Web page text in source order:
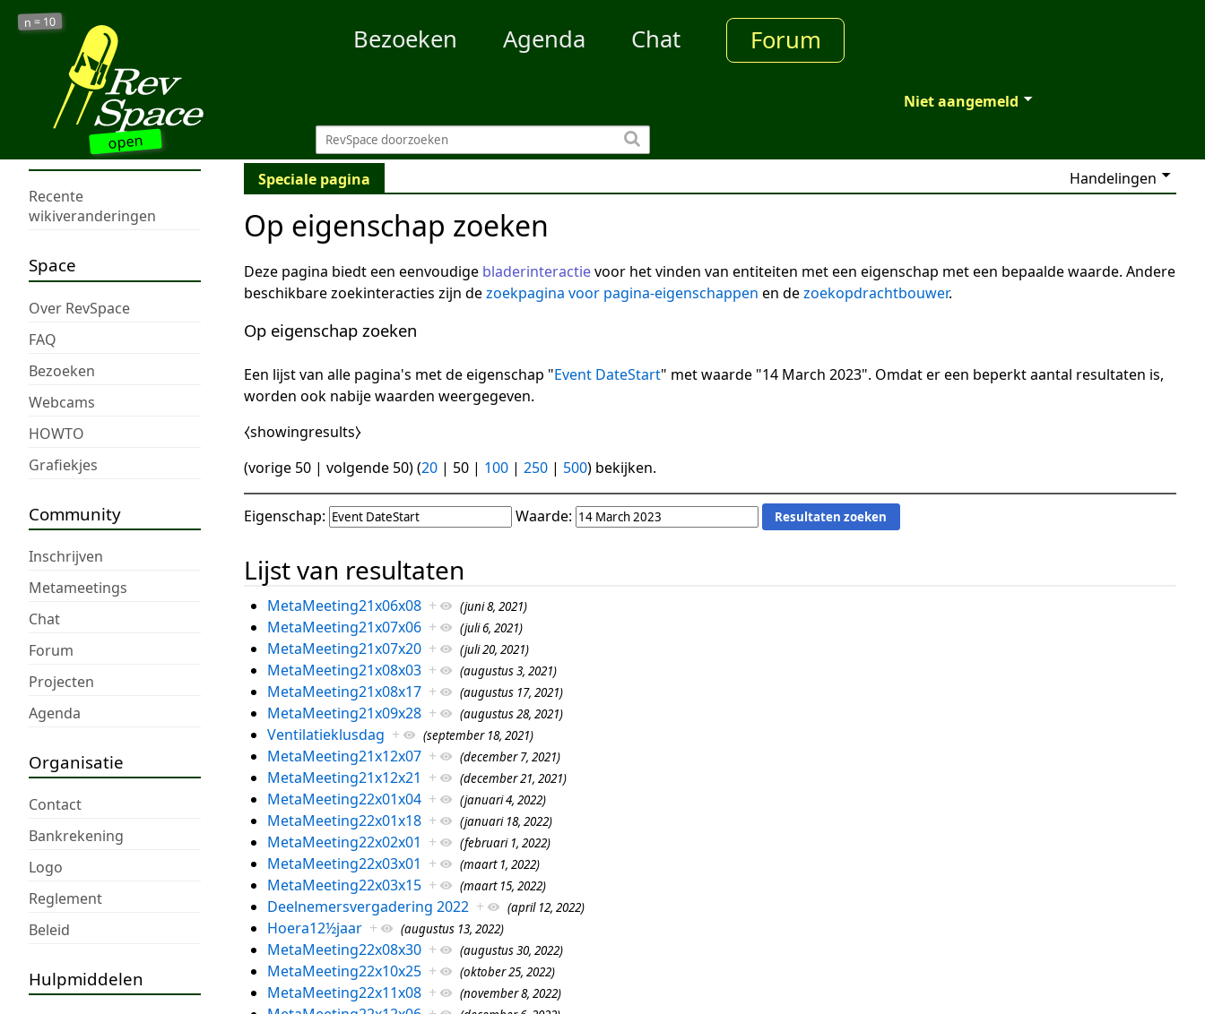
open
n = 10
Bezoeken Agenda Chat Forum
Niet aangemeld
Recente
wikiveranderingen
Space
Over RevSpace
FAQ
Bezoeken
Webcams
HOWTO
Grafiekjes
Community
Inschrijven
Metameetings
Chat
Forum
Projecten
Agenda
Organisatie
Contact
Bankrekening
Logo
Reglement
Beleid
Hulpmiddelen
Speciale pagina Handelingen
Op eigenschap zoeken
Deze pagina biedt een eenvoudige bladerinteractievoor het vinden van entiteiten met een eigenschap met een bepaalde waarde. Andere
beschikbare zoekinteracties zijn dezoekpagina voor pagina-eigenschappen en dezoekopdrachtbouwer.
Op eigenschap zoeken
Een lijst van alle pagina's met de eigenschap "Event DateStart" met waarde "14 March 2023". Omdat er een beperkt aantal resultaten is,
worden ook nabije waarden weergegeven.
⧼showingresults⧽
(vorige 50 | volgende 50) (20 | 50 | 100 | 250 | 500) bekijken.
Eigenschap: Waarde:
Lijst van resultaten
MetaMeeting21x06x08 + (juni 8, 2021)
MetaMeeting21x07x06 + (juli 6, 2021)
MetaMeeting21x07x20 + (juli 20, 2021)
MetaMeeting21x08x03 + (augustus 3, 2021)
MetaMeeting21x08x17 + (augustus 17, 2021)
MetaMeeting21x09x28 + (augustus 28, 2021)
Ventilatieklusdag + (september 18, 2021)
MetaMeeting21x12x07 + (december 7, 2021)
MetaMeeting21x12x21 + (december 21, 2021)
MetaMeeting22x01x04 + (januari 4, 2022)
MetaMeeting22x01x18 + (januari 18, 2022)
MetaMeeting22x02x01 + (februari 1, 2022)
MetaMeeting22x03x01 + (maart 1, 2022)
MetaMeeting22x03x15 + (maart 15, 2022)
Deelnemersvergadering 2022 + (april 12, 2022)
Hoera12½jaar + (augustus 13, 2022)
MetaMeeting22x08x30 + (augustus 30, 2022)
MetaMeeting22x10x25 + (oktober 25, 2022)
MetaMeeting22x11x08 + (november 8, 2022)